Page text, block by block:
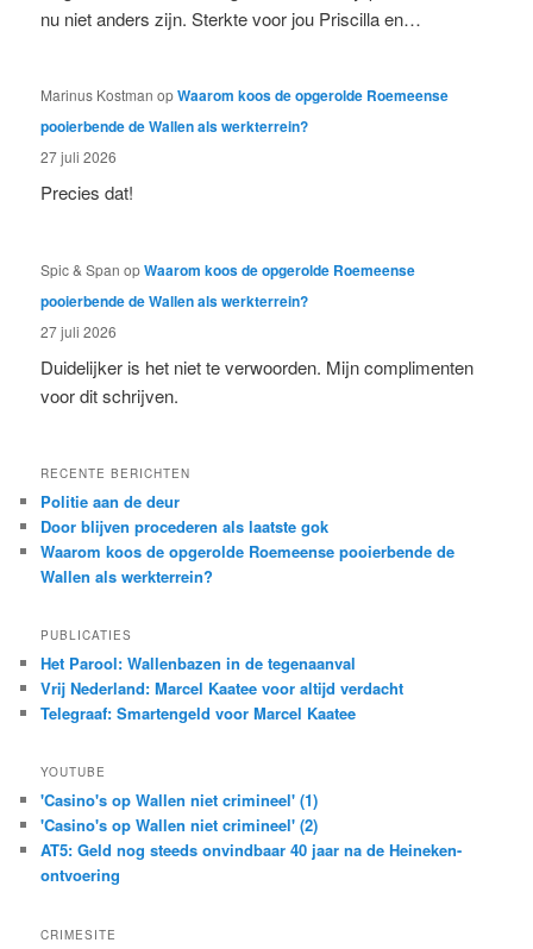
nu niet anders zijn. Sterkte voor jou Priscilla en…
Marinus Kostman opWaarom koos de opgerolde Roemeense
pooierbende de Wallen als werkterrein?
27 juli 2026
Precies dat!
Spic & Span opWaarom koos de opgerolde Roemeense
pooierbende de Wallen als werkterrein?
27 juli 2026
Duidelijker is het niet te verwoorden. Mijn complimenten
voor dit schrijven.
RECENTE BERICHTEN
Politie aan de deur
Door blijven procederen als laatste gok
Waarom koos de opgerolde Roemeense pooierbende de
Wallen als werkterrein?
PUBLICATIES
Het Parool: Wallenbazen in de tegenaanval
Vrij Nederland: Marcel Kaatee voor altijd verdacht
Telegraaf: Smartengeld voor Marcel Kaatee
YOUTUBE
'Casino's op Wallen niet crimineel' (1)
'Casino's op Wallen niet crimineel' (2)
AT5: Geld nog steeds onvindbaar 40 jaar na de Heineken-
ontvoering
CRIMESITE